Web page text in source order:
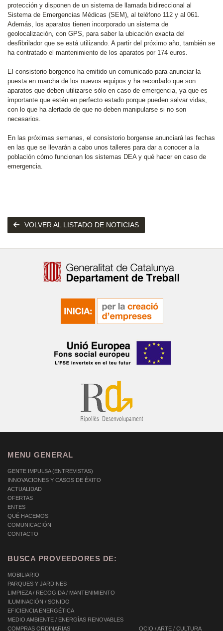
protección y disponen de un sistema de llamada bidireccional al
Sistema de Emergencias Médicas (SEM), al teléfono 112 y al 061.
Además, los aparatos tienen incorporado un sistema de
geolocalización, con GPS, para saber la ubicación exacta del
desfibrilador que se está utilizando. A partir del próximo año, también se
ha contratado el mantenimiento de los aparatos por 174 euros.
El consistorio borgenco ha emitido un comunicado para anunciar la
puesta en marcha de los nuevos equipos y ha recordado que son
aparatos que deben utilizarse sólo en caso de emergencia, ya que es
importante que estén en perfecto estado porque pueden salvar vidas,
con lo que ha alertado de que no deben manipularse si no son
necesarios.
En las próximas semanas, el consistorio borgense anunciará las fechas
en las que se llevarán a cabo unos talleres para dar a conocer a la
población cómo funcionan los sistemas DEA y qué hacer en caso de
emergencia.
VOLVER AL LISTADO DE NOTICIAS
MENU GENERAL
GENTE IMPULSA (ENTREVISTAS)
INNOVACIONES Y CASOS DE ÉXITO
ACTUALIDAD
OFERTAS
ENTES
QUÉ HACEMOS
COMUNICACIÓN
CONTACTO
BUSCA PROVEEDORES DE:
MOBILIARIO
PARQUES Y JARDINES
LIMPIEZA / RECOGIDA / MANTENIMIENTO
ILUMINACIÓN / SONIDO
EFICIENCIA ENERGÉTICA
MEDIO AMBIENTE / ENERGÍAS RENOVABLES
COMPRAS ORDINARIAS
OCIO / ARTE / CULTURA